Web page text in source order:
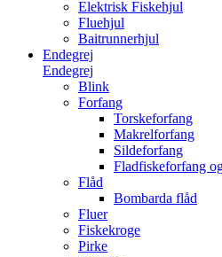
Elektrisk Fiskehjul
Fluehjul
Baitrunnerhjul
Endegrej
Endegrej
Blink
Forfang
Torskeforfang
Makrelforfang
Sildeforfang
Fladfiskeforfang
Flåd
Bombarda flåd
Fluer
Fiskekroge
Pirke